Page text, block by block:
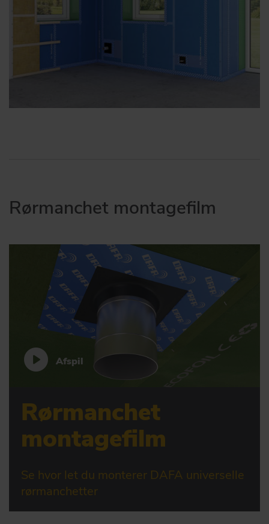
Rørmanchet montagefilm
Afspil
Rørmanchet
montagefilm
Se hvor let du monterer DAFA universelle
rørmanchetter